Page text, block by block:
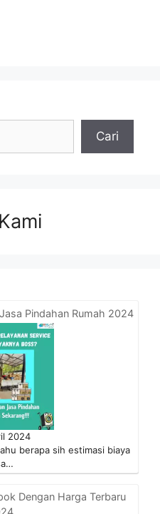
Cari
Pindahan Rumah 2024
2024
berapa sih estimasi biaya
Dengan Harga Terbaru